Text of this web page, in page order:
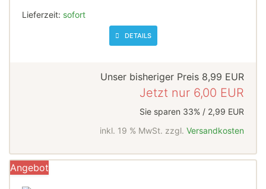
Lieferzeit: sofort
DETAILS
Unser bisheriger Preis 8,99 EUR
Jetzt nur 6,00 EUR
Sie sparen 33% / 2,99 EUR
inkl. 19 % MwSt. zzgl. Versandkosten
Angebot